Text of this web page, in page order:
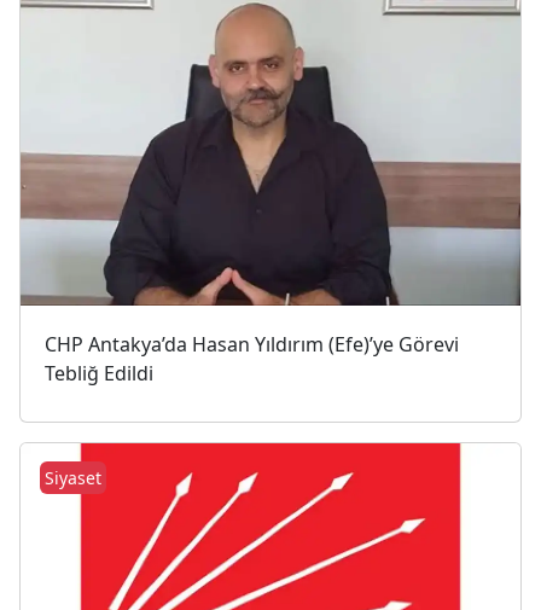
CHP Antakya’da Hasan Yıldırım (Efe)’ye Görevi
Tebliğ Edildi
Siyaset